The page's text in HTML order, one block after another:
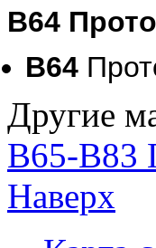
B64
B64
Другие
B65-B83
Наверх